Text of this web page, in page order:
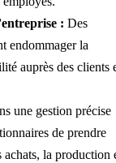
: Des
endommager la
auprès des clients
une gestion précise
de prendre
achats, la production